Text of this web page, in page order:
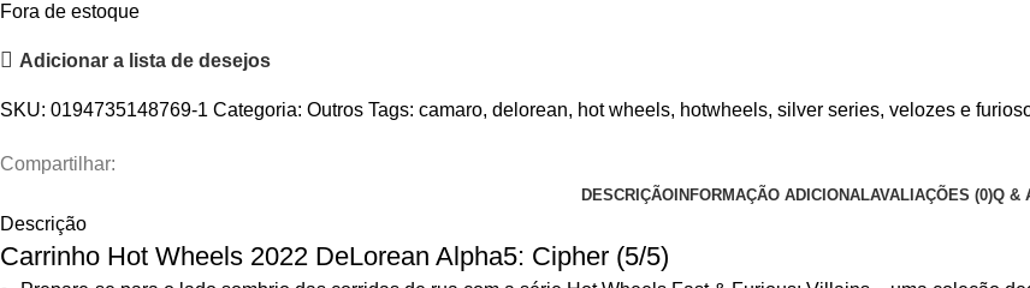
Fora de estoque
Adicionar a lista de desejos
SKU: 0194735148769-1 Categoria: Outros Tags: camaro, delorean, hot wheels, hotwheels, silver series, velozes e
Compartilhar:
DESCRIÇÃO INFORMAÇÃO ADICIONALAVALIAÇÕES (0)Q &
Descrição
Carrinho Hot Wheels 2022 DeLorean Alpha5: Cipher (5/5)